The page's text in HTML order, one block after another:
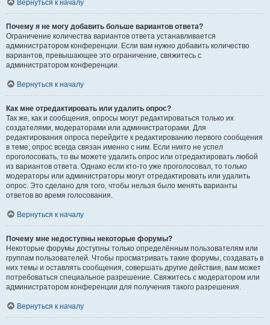
Вернуться к началу
Почему я не могу добавить больше вариантов ответа?
Ограничение количества вариантов ответа устанавливается
администратором конференции. Если вам нужно добавить количество
вариантов, превышающее это ограничение, свяжитесь с
администратором конференции.
Вернуться к началу
Как мне отредактировать или удалить опрос?
Так же, как и сообщения, опросы могут редактироваться только их
создателями, модераторами или администраторами. Для
редактирования опроса перейдите к редактированию первого сообщения
в теме; опрос всегда связан именно с ним. Если никто не успел
проголосовать, то вы можете удалить опрос или отредактировать любой
из вариантов ответа. Однако если кто-то уже проголосовал, то только
модераторы или администраторы могут отредактировать или удалить
опрос. Это сделано для того, чтобы нельзя было менять варианты
ответов во время голосования.
Вернуться к началу
Почему мне недоступны некоторые форумы?
Некоторые форумы доступны только определённым пользователям или
группам пользователей. Чтобы просматривать такие форумы, создавать в
них темы и оставлять сообщения, совершать другие действия, вам может
потребоваться специальное разрешение. Свяжитесь с модератором или
администратором конференции для получения такого разрешения.
Вернуться к началу